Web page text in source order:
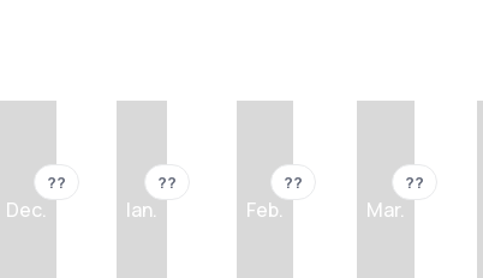
Dec.
??
Ian.
??
Feb.
??
Mar.
??